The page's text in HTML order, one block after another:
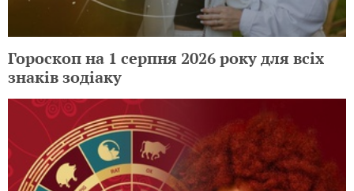
Гороскоп на 1 серпня 2026 року для всіх
знаків зодіаку